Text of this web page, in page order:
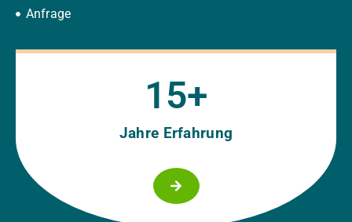
Anfrage
Jahre Erfahrung
15+